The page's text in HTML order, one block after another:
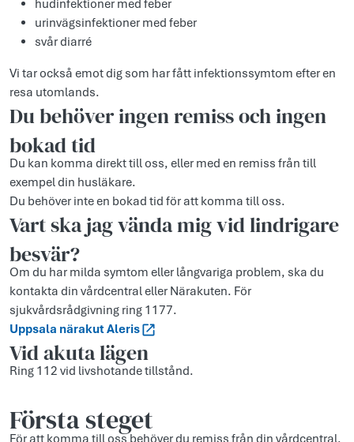
hudinfektioner med feber
urinvägsinfektioner med feber
svår diarré
Vi tar också emot dig som har fått infektionssymtom efter en
resa utomlands.
Du behöver ingen remiss och ingen
bokad tid
Du kan komma direkt till oss, eller med en remiss från till
exempel din husläkare.
Du behöver inte en bokad tid för att komma till oss.
Vart ska jag vända mig vid lindrigare
besvär?
Om du har milda symtom eller långvariga problem, ska du
kontakta din vårdcentral eller Närakuten. För
sjukvårdsrådgivning ring 1177.
Uppsala närakut Aleris
Vid akuta lägen
Ring 112 vid livshotande tillstånd.
Första steget
För att komma till oss behöver du remiss från din vårdcentral.